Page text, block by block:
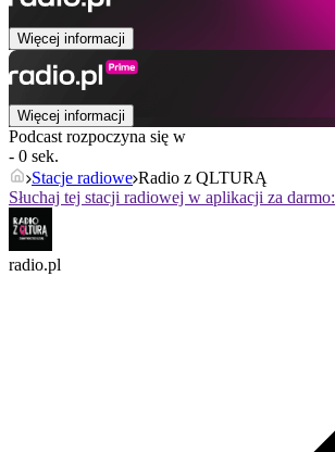
Więcej informacji
Więcej informacji
Podcast rozpoczyna się w
- 0 sek.
Stacje radiowe Radio z QLTURĄ
Słuchaj tej stacji radiowej w aplikacji za darmo:
radio.pl